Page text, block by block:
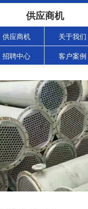
供应商机
供应商机 关于我们
招聘中心 客户案例